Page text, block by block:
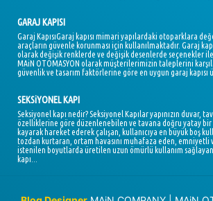
GARAJ KAPISI
Garaj KapısıGaraj kapısı mimari yapılardaki otoparklara
araçların güvenle korunması için kullanılmaktadır. Garaj
olarak değişik renklerde ve değişik desenlerde seçenekler
MAiN OTOMASYON olarak müşterilerimizin taleplerini
güvenlik ve tasarım faktörlerine göre en uygun garaj kapısı
SEKSiYONEL KAPI
Seksiyonel kapı nedir? Seksiyonel Kapılar yapınızın duvar,
özelliklerine göre düzenlenebilen ve tavana doğru yatay bir
kayarak hareket ederek çalışan, kullanıcıya en büyük boş
tozdan kurtaran, ortam havasını muhafaza eden, emniyetli
istenilen boyutlarda üretilen uzun ömürlü kullanım
kapı...